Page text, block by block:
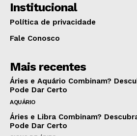
Institucional
Política de privacidade
Fale Conosco
Mais recentes
Áries e Aquário Combinam?
Pode Dar Certo
AQUÁRIO
Áries e Libra Combinam?
Pode Dar Certo